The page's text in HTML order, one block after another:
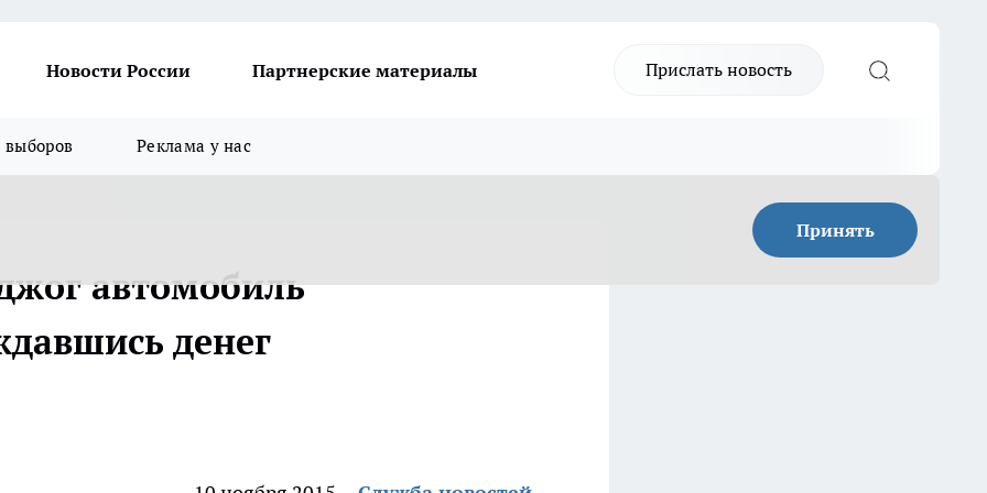
Новости России Партнерские материалы Прислать новость
выборов Реклама у нас
Принять
автомобиль
денег